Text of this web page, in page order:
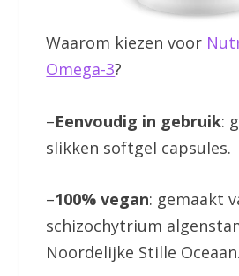
Waarom kiezen voor
Omega-3?
–Eenvoudig in gebruik:
slikken softgel capsules.
–100% vegan: gemaakt
schizochytrium
Noordelijke Stille Oceaan.